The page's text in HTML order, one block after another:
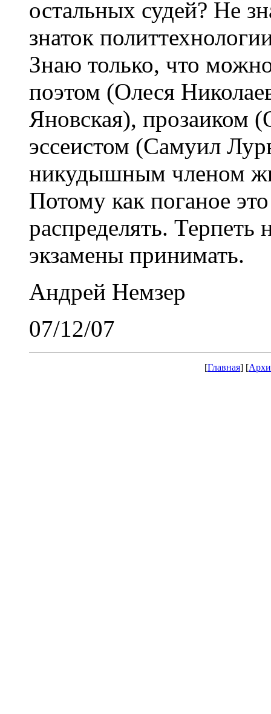
остальных судей? Не
знаток
Знаю только, что
поэтом (Олеся
Яновская), прозаиком
эссеистом (Самуил
никудышным членом
Потому как поганое
распределять.
экзамены принимать.
Андрей Немзер
07/12/07
[Главная] [